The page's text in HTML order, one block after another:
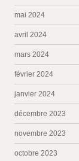
mai 2024
avril 2024
mars 2024
février 2024
janvier 2024
décembre 2023
novembre 2023
octobre 2023